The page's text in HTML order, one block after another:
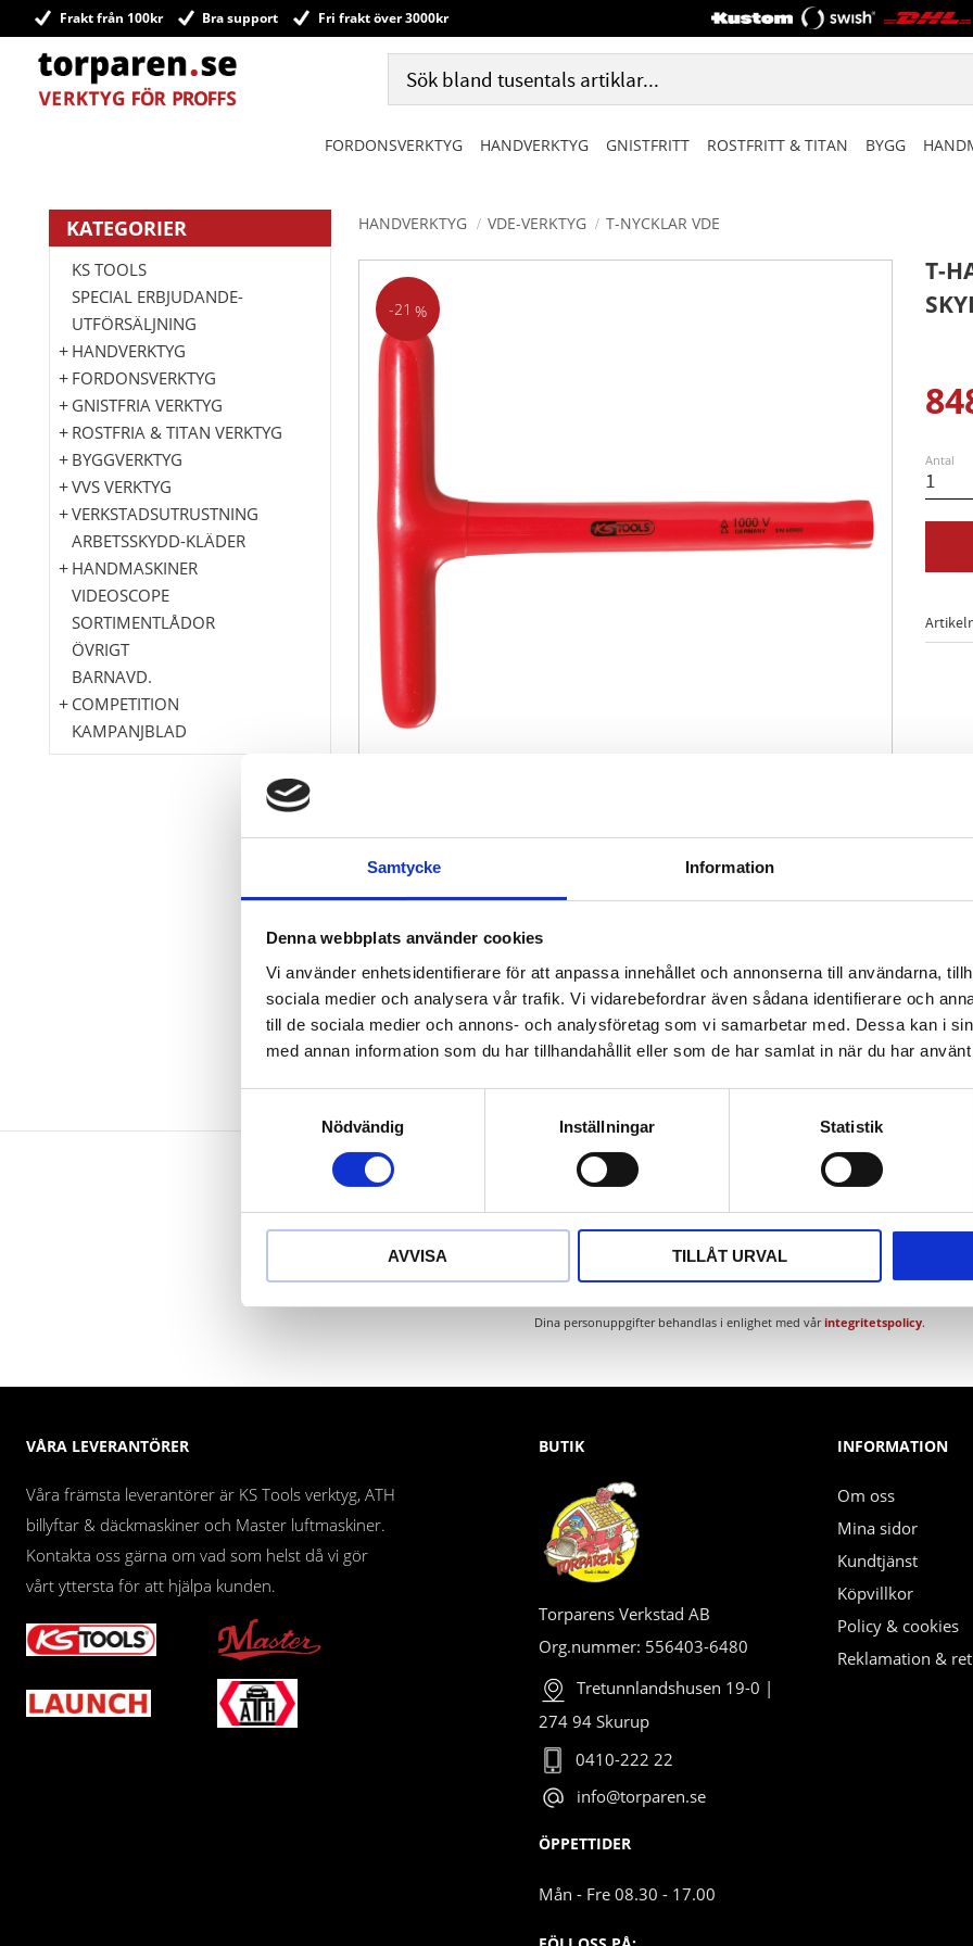
Samtycke Information
Denna webbplats använder cookies
Vi använder enhetsidentifierare för att anpassa innehållet och annonserna till användarna,
sociala medier och analysera vår trafik. Vi vidarebefordrar även sådana identifierare och
till de sociala medier och annons- och analysföretag som vi samarbetar med. Dessa kan i
med annan information som du har tillhandahållit eller som de har samlat in när du har
Nödvändig
Inställningar Statistik
AVVISA TILLÅT URVAL
Frakt från 100kr Bra support Fri frakt över 3000kr
FORDONSVERKTYG HANDVERKTYG GNISTFRITT ROSTFRITT & TITAN BYGG
HANDVERKTYG VDE-VERKTYG T-NYCKLAR VDE
T-
21 %
Antal
6-kant
Liknande DIN 7440
Doppningsisolering enligt IEC 60900
med upptagning av särskilt långa gängtappar
Krom vanadium
KATEGORIER
KS TOOLS
SPECIAL ERBJUDANDE-
UTFÖRSÄLJNING
HANDVERKTYG
FORDONSVERKTYG
GNISTFRIA VERKTYG
ROSTFRIA & TITAN VERKTYG
BYGGVERKTYG
VVS VERKTYG
VERKSTADSUTRUSTNING
ARBETSSKYDD-KLÄDER
HANDMASKINER
VIDEOSCOPE
SORTIMENTLÅDOR
ÖVRIGT
BARNAVD.
COMPETITION
KAMPANJBLAD
Dina personuppgifter behandlas i enlighet med vårintegritetspolicy.
VÅRA LEVERANTÖRER
Våra främsta leverantörer är KS Tools verktyg, ATH
billyftar & däckmaskiner och Master luftmaskiner.
Kontakta oss gärna om vad som helst då vi gör
vårt yttersta för att hjälpa kunden.
BUTIK
Torparens Verkstad AB
Org.nummer: 556403-6480
Tretunnlandshusen 19-0 |
274 94 Skurup
0410-222 22
info@torparen.se
ÖPPETTIDER
Mån - Fre 08.30 - 17.00
INFORMATION
Om oss
Mina sidor
Kundtjänst
Köpvillkor
Policy & cookies
Reklamation &